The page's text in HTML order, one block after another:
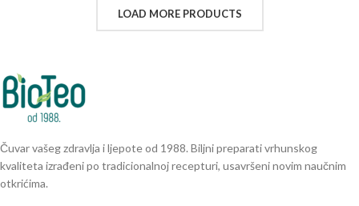
LOAD MORE PRODUCTS
Čuvar vašeg zdravlja i ljepote od 1988. Biljni preparati vrhunskog
kvaliteta izrađeni po tradicionalnoj recepturi, usavršeni novim naučnim
otkrićima.